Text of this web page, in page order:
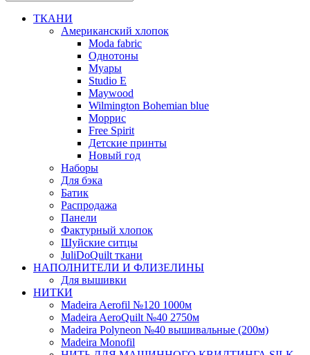
ТКАНИ
Американский хлопок
Moda fabric
Однотоны
Муары
Studio E
Maywood
Wilmington Bohemian blue
Моррис
Free Spirit
Детские принты
Новый год
Наборы
Для бэка
Батик
Распродажа
Панели
Фактурный хлопок
Шуйские ситцы
JuliDoQuilt ткани
НАПОЛНИТЕЛИ И ФЛИЗЕЛИНЫ
Для вышивки
НИТКИ
Madeira Aerofil №120 1000м
Madeira AeroQuilt №40 2750м
Madeira Polyneon №40 вышивальные (200м)
Мadeira Monofil